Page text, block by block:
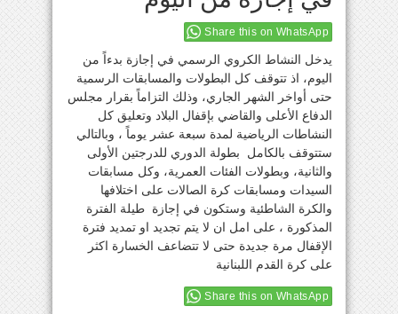
Share this on WhatsApp
يدخل النشاط الكروي الرسمي في إجازة بدءاً من
اليوم، اذ تتوقف كل البطولات والمسابقات الرسمية
حتى أواخر الشهر الجاري، وذلك التزاماً بقرار مجلس
الدفاع الأعلى والقاضي بإقفال البلاد وتعليق كل
النشاطات الرياضية لمدة سبعة عشر يوماً ، وبالتالي
ستتوقف بالكامل بطولة الدوري للدرجتين الأولى
والثانية، وبطولات الفئات العمرية، وكل مسابقات
السيدات ومسابقات كرة الصالات على اختلافها
والكرة الشاطئية وستكون في إجازة طيلة الفترة
المذكورة ، على امل ان لا يتم تجديد او تمديد فترة
الإقفال مرة جديدة حتى لا تتضاعف الخسارة اكثر
على كرة القدم اللبنانية
Share this on WhatsApp